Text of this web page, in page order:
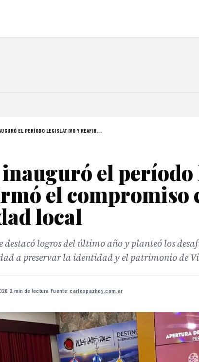
EL PERÍODO LEGISLATIVO Y REAFIR...
el
el compromiso
local
destacó logros del último año y planteó los
a preservar la identidad y el patrimonio de
·2 min de lectura ·Fuente:carlospazhoy.com.ar